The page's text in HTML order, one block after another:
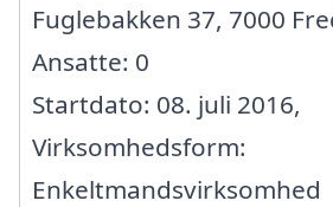
Fuglebakken 37, 7000
Ansatte: 0
Startdato: 08. juli 2016,
Virksomhedsform:
Enkeltmandsvirksomhed